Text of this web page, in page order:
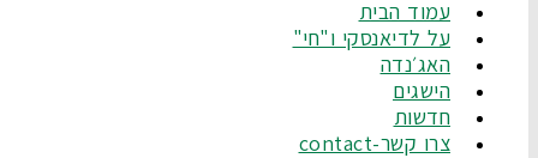
עמוד הבית
על לדיאנסקי ו"חי"
האג׳נדה
הישגים
חדשות
צרו קשר-contact